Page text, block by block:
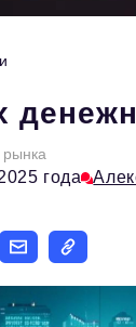
рынка
года